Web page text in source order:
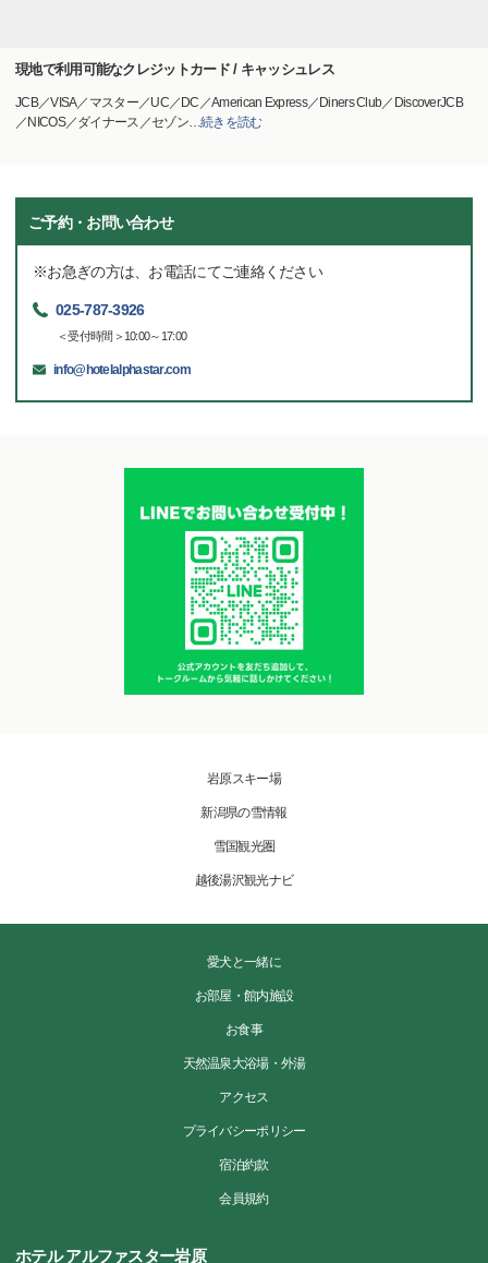
現地で利用可能なクレジットカード / キャッシュレス
JCB／VISA／マスター／UC／DC／American Express／Diners Club／DiscoverJCB
／NICOS／ダイナース／セゾン…続きを読む
ご予約・お問い合わせ
※お急ぎの方は、お電話にてご連絡ください
025-787-3926
＜受付時間＞10:00～17:00
info@hotelalphastar.com
岩原スキー場
新潟県の雪情報
雪国観光圏
越後湯沢観光ナビ
愛犬と一緒に
お部屋・館内施設
お食事
天然温泉大浴場・外湯
アクセス
プライバシーポリシー
宿泊約款
会員規約
ホテル アルファスター岩原